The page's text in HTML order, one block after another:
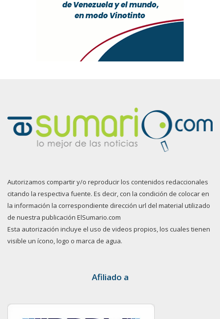
Autorizamos compartir y/o reproducir los contenidos redaccionales
citando la respectiva fuente. Es decir, con la condición de colocar en
la información la correspondiente dirección url del material utilizado
de nuestra publicación ElSumario.com
Esta autorización incluye el uso de videos propios, los cuales tienen
visible un ícono, logo o marca de agua.
Afiliado a